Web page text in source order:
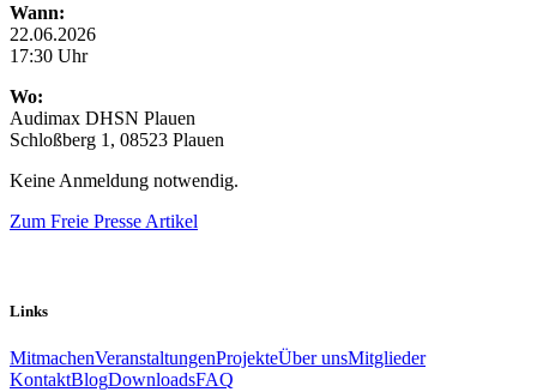
Wann:
22.06.2026
17:30 Uhr
Wo:
Audimax DHSN Plauen
Schloßberg 1, 08523 Plauen
Keine Anmeldung notwendig.
Zum Freie Presse Artikel
Links
MitmachenVeranstaltungenProjekteÜber unsMitglieder
KontaktBlogDownloadsFAQ